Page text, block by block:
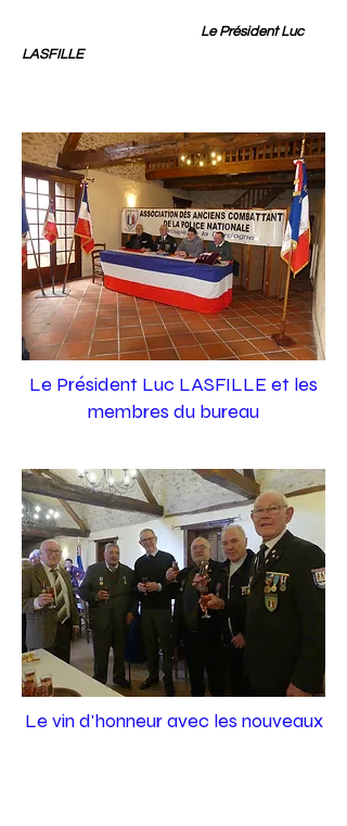
Le Président Luc
LASFILLE
Le Président Luc LASFILLE et les
membres du bureau
Le vin d'honneur avec les nouveaux